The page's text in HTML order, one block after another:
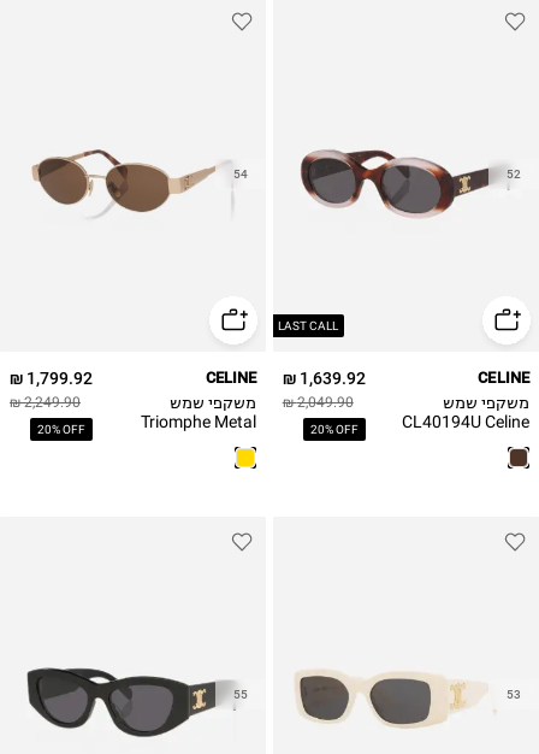
LAST CALL
52
1,639.92 ₪
2,049.90 ₪
20% OFF
CELINE
משקפי שמש
CL40194U Celine
54
1,799.92 ₪
2,249.90 ₪
20% OFF
CELINE
משקפי שמש
Triomphe Metal
53
55